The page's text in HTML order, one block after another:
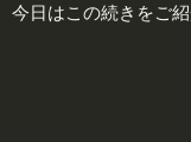
今日はこの続きをご紹